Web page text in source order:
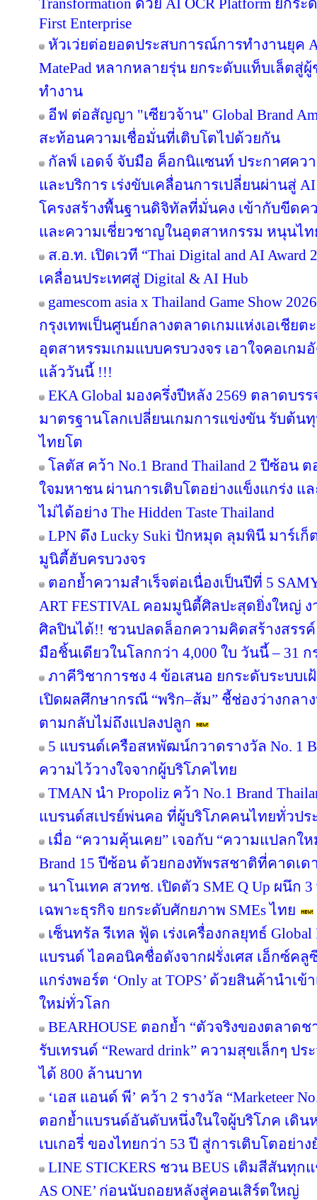
Transformation ด้วย AI OCR Platform ยก
First Enterprise
หัวเว่ยต่อยอดประสบการณ์การทำงานยุค
MatePad หลากหลายรุ่น ยกระดับแท็บเล็ตสู่
ทำงาน
อีฟ ต่อสัญญา "เซียวจ้าน" Global Brand
สะท้อนความเชื่อมั่นที่เติบโตไปด้วยกัน
กัลฟ์ เอดจ์ จับมือ ค็อกนิแซนท์ ประกาศคว
และบริการ เร่งขับเคลื่อนการเปลี่ยนผ่านสู่
โครงสร้างพื้นฐานดิจิทัลที่มั่นคง เข้ากับขีดค
และความเชี่ยวชาญในอุตสาหกรรม หนุนไท
ส.อ.ท. เปิดเวที “Thai Digital and AI
เคลื่อนประเทศสู่ Digital & AI Hub
gamescom asia x Thailand Game Show
กรุงเทพเป็นศูนย์กลางตลาดเกมแห่งเอเชีย
อุตสาหรรมเกมแบบครบวงจร เอาใจคอเก
แล้ววันนี้ !!!
EKA Global มองครึ่งปีหลัง 2569 ตลาดบ
มาตรฐานโลกเปลี่ยนเกมการแข่งขัน รับต้น
ไทยโต
โลตัส คว้า No.1 Brand Thailand 2 ปีซ้อน
ใจมหาชน ผ่านการเติบโตอย่างแข็งแกร่ง
ไม่ได้อย่าง The Hidden Taste Thailand
LPN ดึง Lucky Suki ปักหมุด ลุมพินี มาร์เก็
มูนิตี้ฮับครบวงจร
ตอกย้ำความสำเร็จต่อเนื่องเป็นปีที่ 5
ART FESTIVAL คอมมูนิตี้ศิลปะสุดยิ่งใหญ่
ศิลปินได้!! ชวนปลดล็อกความคิดสร้างสรร
มือชิ้นเดียวในโลกกว่า 4,000 ใบ วันนี้ – 31
ภาคีวิชาการชง 4 ข้อเสนอ ยกระดับระบบ
เปิดผลศึกษากรณี “พริก–ส้ม” ชี้ช่องว่างกลา
ตามกลับไม่ถึงแปลงปลูก
5 แบรนด์เครือสหพัฒน์กวาดรางวัล No. 1
ความไว้วางใจจากผู้บริโภคไทย
TMAN นำ Propoliz คว้า No.1 Brand
แบรนด์สเปรย์พ่นคอ ที่ผู้บริโภคคนไทยทั่วปร
เมื่อ “ความคุ้นเคย” เจอกับ “ความแปลกใ
Brand 15 ปีซ้อน ด้วยกองทัพรสชาติที่คาดเด
นาโนเทค สวทช. เปิดตัว SME Q Up ผนึก
เฉพาะธุรกิจ ยกระดับศักยภาพ SMEs ไทย
เซ็นทรัล รีเทล ฟู้ด เร่งเครื่องกลยุทธ์ Global
แบรนด์ ไอคอนิคชื่อดังจากฝรั่งเศส เอ็กซ์ค
แกร่งพอร์ต ‘Only at TOPS’ ด้วยสินค้านำ
ใหม่ทั่วโลก
BEARHOUSE ตอกย้ำ “ตัวจริงของตลาด
รับเทรนด์ “Reward drink” ความสุขเล็กๆ ป
ได้ 800 ล้านบาท
‘เอส แอนด์ พี’ คว้า 2 รางวัล “Marketeer
ตอกย้ำแบรนด์อันดับหนึ่งในใจผู้บริโภค เดิ
เบเกอรี่ ของไทยกว่า 53 ปี สู่การเติบโตอย่าง
LINE STICKERS ชวน BEUS เติมสีสันทุก
AS ONE’ ก่อนนับถอยหลังสู่คอนเสิร์ตใหญ่